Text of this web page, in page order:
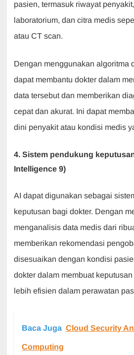
pasien, termasuk riwayat
laboratorium, dan citra medis
atau CT scan.
Dengan menggunakan algoritma
dapat membantu dokter dalam
data tersebut dan memberikan
cepat dan akurat. Ini dapat
dini penyakit atau kondisi medis
4. Sistem pendukung
Intelligence 9)
AI dapat digunakan sebagai
keputusan bagi dokter. Dengan
menganalisis data medis dari
memberikan rekomendasi
disesuaikan dengan kondisi
dokter dalam membuat
lebih efisien dalam perawatan
Baca Juga Cloud Security
Computing